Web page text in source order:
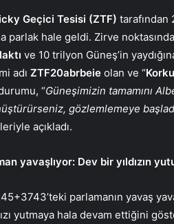
Geçici Tesisi (ZTF) tarafından
parlak hale geldi. Zirve
ve 10 trilyon Güneş’in
adı ZTF20abrbeie olan ve “
“Güneşimizin tamamını
gözlemlemeye
açıkladı.
yavaşlıyor: Dev bir yıldızın
parlamanın yavaş
yutmaya hala devam ettiğini